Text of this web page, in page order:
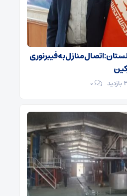
اتصال منازل به فیبرنوری
۰